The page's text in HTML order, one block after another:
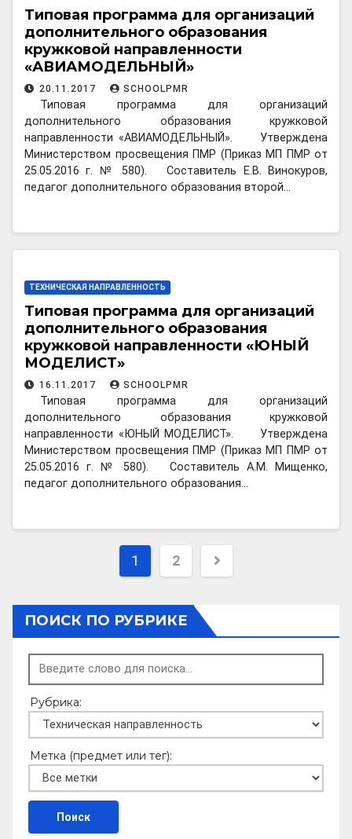
Типовая программа для организаций
дополнительного образования
кружковой направленности
«АВИАМОДЕЛЬНЫЙ»
20.11.2017 SCHOOLPMR
Типовая программа для организаций
дополнительного образования кружковой
направленности «АВИАМОДЕЛЬНЫЙ». Утверждена
Министерством просвещения ПМР (Приказ МП ПМР от
25.05.2016 г. № 580). Составитель Е.В. Винокуров,
педагог дополнительного образования второй…
ТЕХНИЧЕСКАЯ НАПРАВЛЕННОСТЬ
Типовая программа для организаций
дополнительного образования
кружковой направленности «ЮНЫЙ
МОДЕЛИСТ»
16.11.2017 SCHOOLPMR
Типовая программа для организаций
дополнительного образования кружковой
направленности «ЮНЫЙ МОДЕЛИСТ». Утверждена
Министерством просвещения ПМР (Приказ МП ПМР от
25.05.2016 г. № 580). Составитель А.М. Мищенко,
педагог дополнительного образования…
Пагинация
записей
1 2
ПОИСК ПО РУБРИКЕ
Рубрика:
Метка (предмет или тег):